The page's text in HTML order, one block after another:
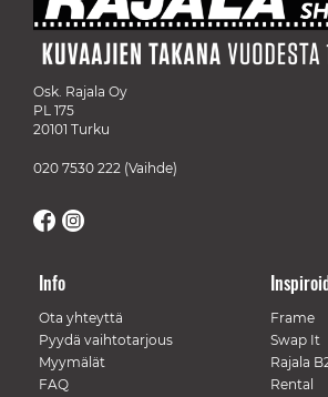
Osk. Rajala Oy
PL 175
20101 Turku
020 7530 222 (Vaihde)
Info
Ota yhteyttä
Pyydä vaihtotarjous
Myymälät
FAQ
Frame
Swap It
Rajala
Rental